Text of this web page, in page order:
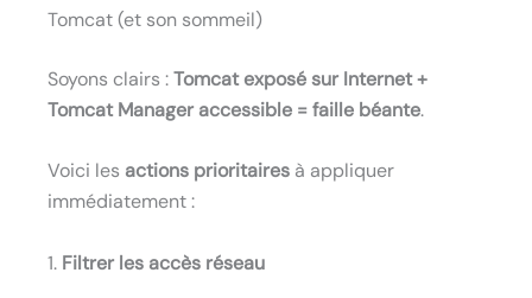
Tomcat (et son sommeil)
Soyons clairs :Tomcat exposé sur Internet +
Tomcat Manager accessible = faille béante.
Voici les actions prioritaires à appliquer
immédiatement :
1. Filtrer les accès réseau